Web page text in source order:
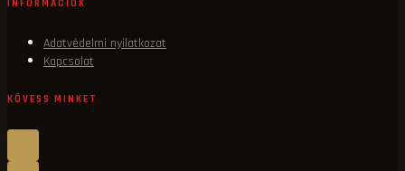
INFORMÁCIÓK
Adatvédelmi nyilatkozat
Kapcsolat
KÖVESS MINKET